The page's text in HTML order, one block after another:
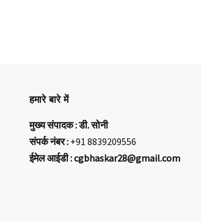
हमारे बारे में
मुख्य संपादक : डी. सोनी
संपर्क नंबर : +91 8839209556
ईमेल आईडी : cgbhaskar28@gmail.com